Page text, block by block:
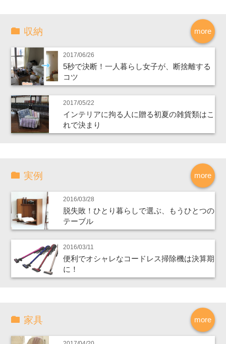
more
収納
2017/06/26
5秒で決断！一人暮らし女子が、断捨離する
コツ
2017/05/22
インテリアに拘る人に贈る初夏の雑貨類はこ
れで決まり
more
実例
2016/03/28
脱失敗！ひとり暮らしで選ぶ、もうひとつの
テーブル
2016/03/11
便利でオシャレなコードレス掃除機は決算期
に！
more
家具